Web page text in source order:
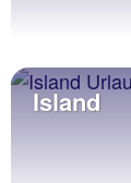
Island